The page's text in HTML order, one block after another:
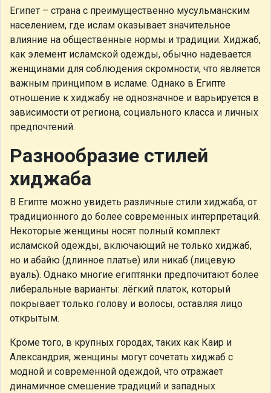
Египет – страна с преимущественно мусульманским
населением, где ислам оказывает значительное
влияние на общественные нормы и традиции. Хиджаб,
как элемент исламской одежды, обычно надевается
женщинами для соблюдения скромности, что является
важным принципом в исламе. Однако в Египте
отношение к хиджабу не однозначное и варьируется в
зависимости от региона, социального класса и личных
предпочтений.
Разнообразие стилей
хиджаба
В Египте можно увидеть различные стили хиджаба, от
традиционного до более современных интерпретаций.
Некоторые женщины носят полный комплект
исламской одежды, включающий не только хиджаб,
но и абайю (длинное платье) или никаб (лицевую
вуаль). Однако многие египтянки предпочитают более
либеральные варианты: лёгкий платок, который
покрывает только голову и волосы, оставляя лицо
открытым.
Кроме того, в крупных городах, таких как Каир и
Александрия, женщины могут сочетать хиджаб с
модной и современной одеждой, что отражает
динамичное смешение традиций и западных